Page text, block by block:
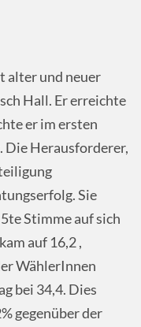
alter und neuer
Hall. Er erreichte
er im ersten
Die Herausforderer,
Sie
Stimme auf sich
auf 16,2,
WählerInnen
bei 34,4. Dies
gegenüber der